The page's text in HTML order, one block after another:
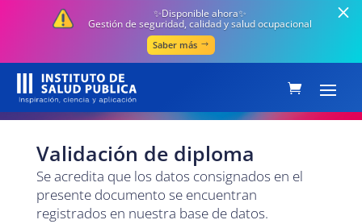
✨Disponible ahora✨
Gestión de seguridad, calidad y salud ocupacional
Saber más
Validación de diploma
Se acredita que los datos consignados en el
presente documento se encuentran
registrados en nuestra base de datos.